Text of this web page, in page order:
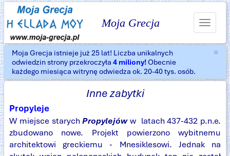
Moja Grecja
Toggle
×
Moja Grecja istnieje już 25 lat! Liczba unikalnych
odwiedzin strony przekroczyła 4 miliony!Obecnie
każdego miesiąca witrynę odwiedza ok. 20-40 tys. osób.
Inne zabytki
Propyleje
W miejsce starychPropylejóww latach 437-432 p.n.e.
zbudowano nowe. Projekt powierzono wybitnemu
architektowi greckiemu - Mnesiklesowi. Jednak na